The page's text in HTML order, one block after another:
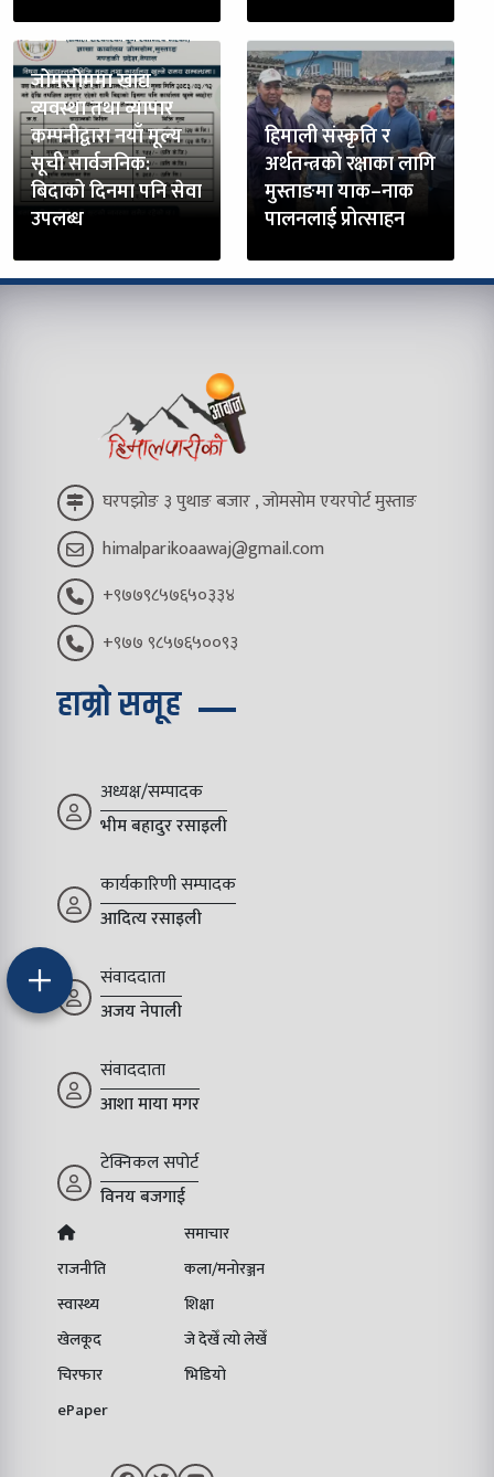
जोमसोममा खाद्य
व्यवस्था तथा व्यापार
कम्पनीद्वारा नयाँ मूल्य
सूची सार्वजनिक:
बिदाको दिनमा पनि सेवा
उपलब्ध
हिमाली संस्कृति र
अर्थतन्त्रको रक्षाका लागि
मुस्ताङमा याक–नाक
पालनलाई प्रोत्साहन
घरपझोङ ३ पुथाङ बजार , जोमसोम एयरपोर्ट मुस्ताङ
himalparikoaawaj@gmail.com
+९७७९८५७६५०३३४
+९७७ ९८५७६५००९३
हाम्रो समूह
अध्यक्ष/सम्पादक
भीम बहादुर रसाइली
कार्यकारिणी सम्पादक
आदित्य रसाइली
संवाददाता
अजय नेपाली
संवाददाता
आशा माया मगर
टेक्निकल सपोर्ट
विनय बजगाई
समाचार
राजनीति
कला/मनोरञ्जन
स्वास्थ्य
शिक्षा
खेलकूद
जे देखेँ त्यो लेखेँ
चिरफार
भिडियो
ePaper